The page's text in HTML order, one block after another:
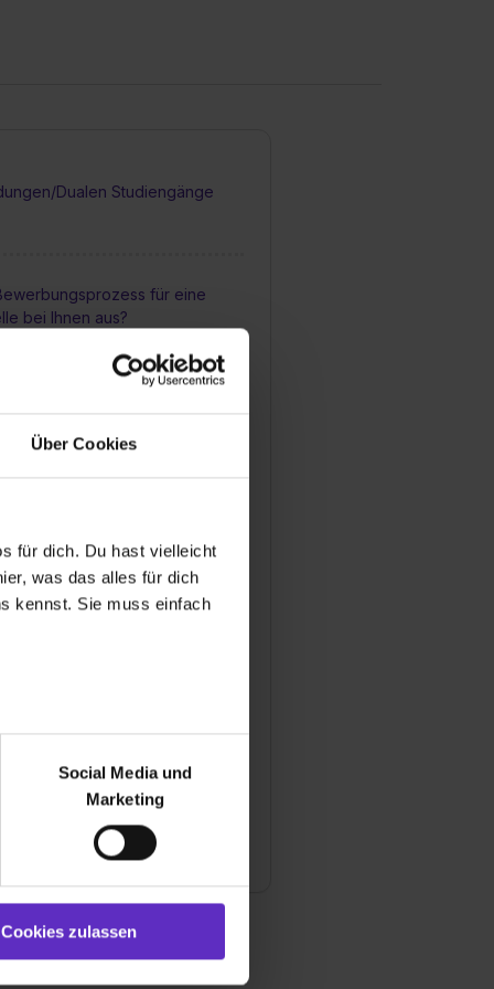
Über Cookies
für dich. Du hast vielleicht
was das alles für dich
kennst. Sie muss einfach
bei Benutzung der
zu analysieren
soziale Medien, Werbung
Marketing“). Unsere
bereitgestellt hast oder die
auch damit
und hierfür
Social Media und
Marketing
Cookies zulassen
Dualen Studiengänge
für eine
bei Ihnen aus?
Feedbackgespräche
Chancen nach fertiger
übernommen zu werden?